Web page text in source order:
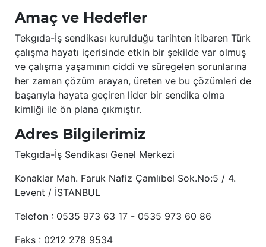
Amaç ve Hedefler
Tekgıda-İş sendikası kurulduğu tarihten itibaren Türk
çalışma hayatı içerisinde etkin bir şekilde var olmuş
ve çalışma yaşamının ciddi ve süregelen sorunlarına
her zaman çözüm arayan, üreten ve bu çözümleri de
başarıyla hayata geçiren lider bir sendika olma
kimliği ile ön plana çıkmıştır.
Adres Bilgilerimiz
Tekgıda-İş Sendikası Genel Merkezi
Konaklar Mah. Faruk Nafiz Çamlıbel Sok.No:5 / 4.
Levent / İSTANBUL
Telefon : 0535 973 63 17 - 0535 973 60 86
Faks : 0212 278 9534